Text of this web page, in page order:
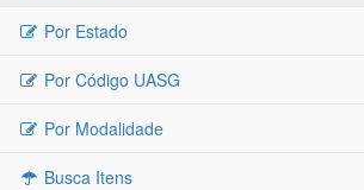
Por Estado
Por Código UASG
Por Modalidade
Busca Itens